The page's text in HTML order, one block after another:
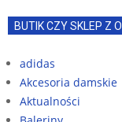
BUTIK CZY SKLEP Z
adidas
Akcesoria damskie
Aktualności